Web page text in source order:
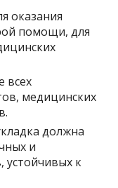
оказания
помощи, для
всех
медицинских
должна
и
устойчивых к